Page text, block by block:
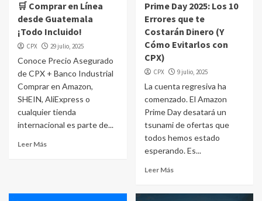
🛒 Comprar en Línea
desde Guatemala
¡Todo Incluido!
CPX 29 julio, 2025
Conoce Precio Asegurado
de CPX + Banco Industrial
Comprar en Amazon,
SHEIN, AliExpress o
cualquier tienda
internacional es parte de...
Leer Más
Prime Day 2025: Los 10
Errores que te
Costarán Dinero (Y
Cómo Evitarlos con
CPX)
CPX 9 julio, 2025
La cuenta regresiva ha
comenzado. El Amazon
Prime Day desatará un
tsunami de ofertas que
todos hemos estado
esperando. Es...
Leer Más